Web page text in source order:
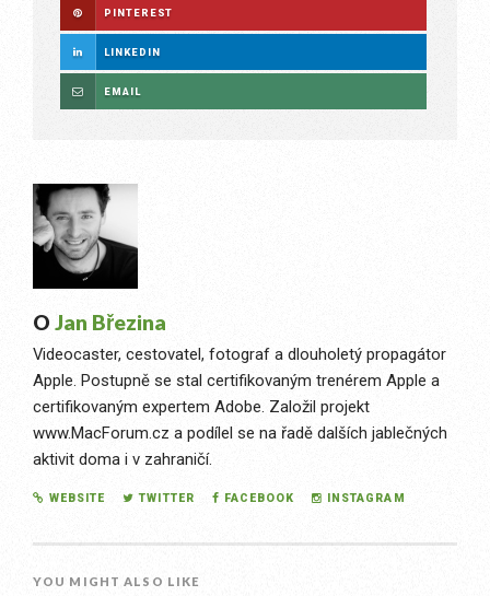
PINTEREST
LINKEDIN
EMAIL
O Jan Březina
Videocaster, cestovatel, fotograf a dlouholetý propagátor
Apple. Postupně se stal certifikovaným trenérem Apple a
certifikovaným expertem Adobe. Založil projekt
www.MacForum.cz a podílel se na řadě dalších jablečných
aktivit doma i v zahraničí.
WEBSITE TWITTER FACEBOOK INSTAGRAM
YOU MIGHT ALSO LIKE